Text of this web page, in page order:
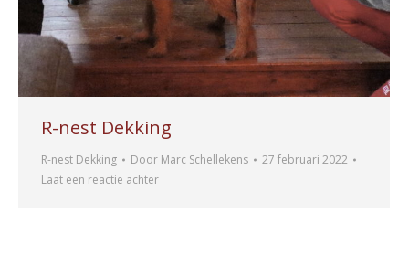
R-nest Dekking
R-nest Dekking Door Marc Schellekens
27 februari 2022
Laat een reactie achter